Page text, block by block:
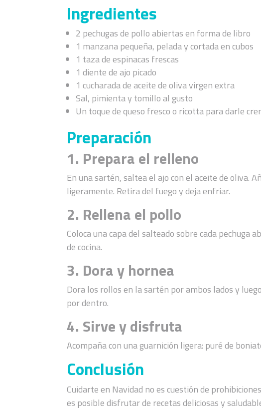
Ingredientes
2 pechugas de pollo abiertas en forma de libro
1 manzana pequeña, pelada y cortada en cubos
1 taza de espinacas frescas
1 diente de ajo picado
1 cucharada de aceite de oliva virgen extra
Sal, pimienta y tomillo al gusto
Un toque de queso fresco o ricotta para darle
Preparación
1. Prepara el relleno
En una sartén, saltea el ajo con el aceite de oliva.
ligeramente. Retira del fuego y deja enfriar.
2. Rellena el pollo
Coloca una capa del salteado sobre cada pechuga
de cocina.
3. Dora y hornea
Dora los rollos en la sartén por ambos lados y
por dentro.
4. Sirve y disfruta
Acompaña con una guarnición ligera: puré de
Conclusión
Cuidarte en Navidad no es cuestión de
es posible disfrutar de recetas deliciosas y